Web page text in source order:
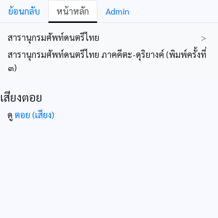
ย้อนกลับ หน้าหลัก Admin
สารานุกรมศัพท์ดนตรีไทย
>
สารานุกรมศัพท์ดนตรีไทย ภาคคีตะ-ดุริยางค์ (พิมพ์ครั้งที่
๓)
เสียงตอย
ดู ตอย (เสียง)